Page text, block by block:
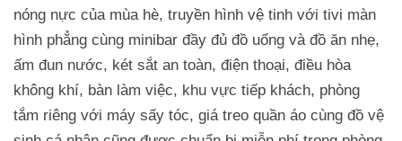
nóng nực của mùa hè, truyền hình vệ tinh với tivi màn
hình phẳng cùng minibar đầy đủ đồ uống và đồ ăn nhẹ,
ấm đun nước, két sắt an toàn, điện thoại, điều hòa
không khí, bàn làm việc, khu vực tiếp khách, phòng
tắm riêng với máy sấy tóc, giá treo quần áo cùng đồ vệ